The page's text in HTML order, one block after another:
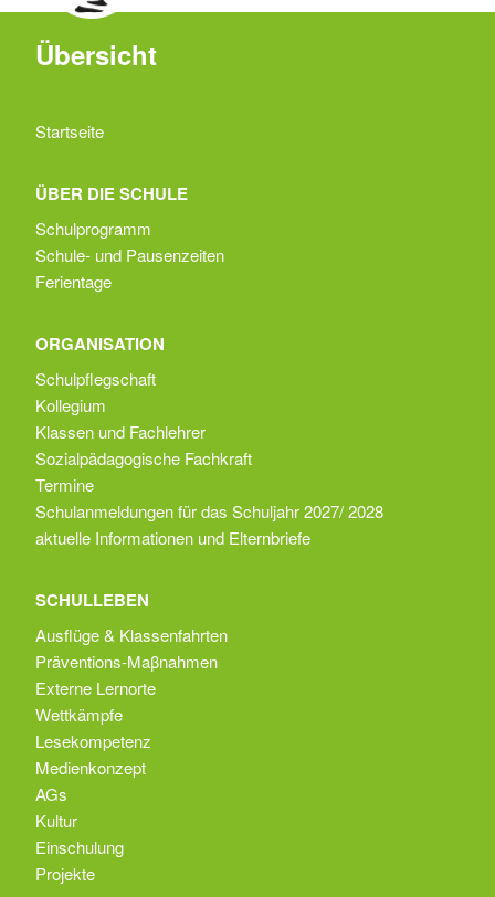
Übersicht
Startseite
ÜBER DIE SCHULE
Schulprogramm
Schule- und Pausenzeiten
Ferientage
ORGANISATION
Schulpflegschaft
Kollegium
Klassen und Fachlehrer
Sozialpädagogische Fachkraft
Termine
Schulanmeldungen für das Schuljahr 2027/ 2028
aktuelle Informationen und Elternbriefe
SCHULLEBEN
Ausflüge & Klassenfahrten
Präventions-Maβnahmen
Externe Lernorte
Wettkämpfe
Lesekompetenz
Medienkonzept
AGs
Kultur
Einschulung
Projekte